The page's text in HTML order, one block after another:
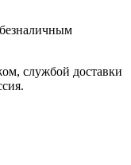
службой доставки